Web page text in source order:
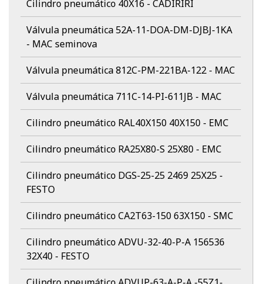
Cilindro pneumático 40X16 - CADIRIRI
Válvula pneumática 52A-11-DOA-DM-DJBJ-1KA
- MAC seminova
Válvula pneumática 812C-PM-221BA-122 - MAC
Válvula pneumática 711C-14-PI-611JB - MAC
Cilindro pneumático RAL40X150 40X150 - EMC
Cilindro pneumático RA25X80-S 25X80 - EMC
Cilindro pneumático DGS-25-25 2469 25X25 -
FESTO
Cilindro pneumático CA2T63-150 63X150 - SMC
Cilindro pneumático ADVU-32-40-P-A 156536
32X40 - FESTO